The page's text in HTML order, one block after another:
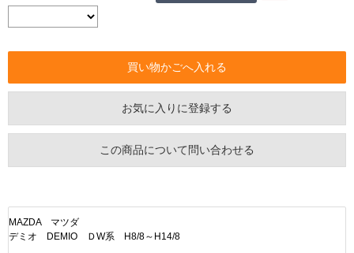
お気に入りに登録する
この商品について問い合わせる
MAZDA マツダ
デミオ DEMIO ＤW系 H8/8～H14/8